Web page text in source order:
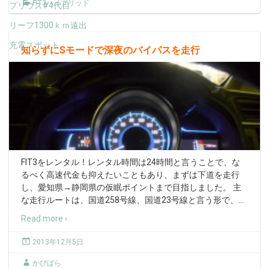
プリウス#4代目
リーフ1300ｋｍ遠出
充電スポット
FIT3ハイブリッド
知らずにSモードで深夜のバイパスを走行
FIT3をレンタル！レンタル時間は24時間と言うことで、な
るべく高速代金も抑えたいこともあり、まずは下道を走行
し、愛知県→静岡県の仮眠ポイントまで目指しました。 主
な走行ルートは、国道258号線、国道23号線と言う形で、
Read more ›
2013年12月5日
かぴばら